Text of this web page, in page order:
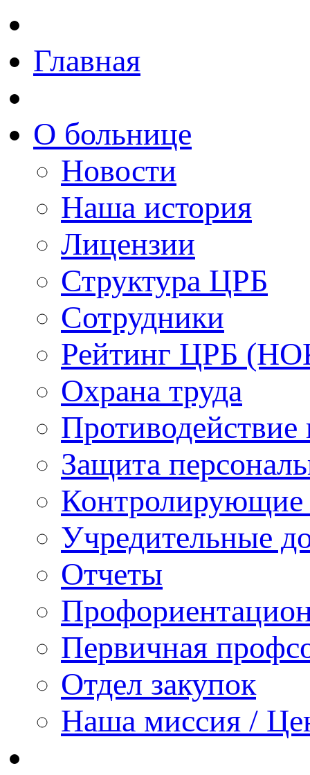
Главная
О больнице
Новости
Наша история
Лицензии
Структура ЦРБ
Сотрудники
Рейтинг ЦРБ
Охрана труда
Защита
Контролирующие
Учредительные
Отчеты
Первичная
Отдел закупок
Наша миссия /